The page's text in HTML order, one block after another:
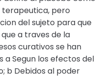
terapeutica, pero
del sujeto para que
a traves de la
curativos se han
a Segun los efectos del
b Debidos al poder